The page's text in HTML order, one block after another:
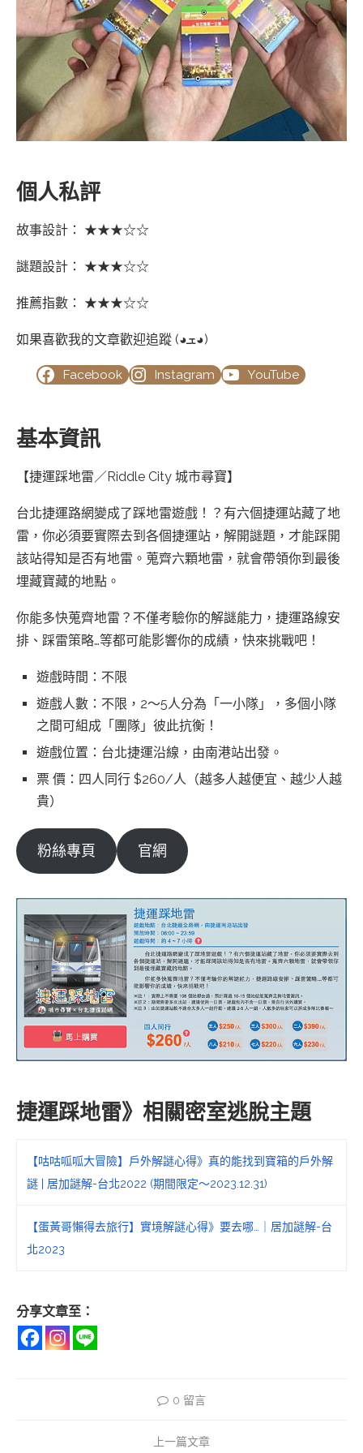
個人私評
故事設計： ★★★☆☆
謎題設計： ★★★☆☆
推薦指數： ★★★☆☆
如果喜歡我的文章歡迎追蹤 (◕ܫ◕)
Facebook Instagram YouTube
基本資訊
【捷運踩地雷／Riddle City 城市尋寶】
台北捷運路網變成了踩地雷遊戲！？有六個捷運站藏了地
雷，你必須要實際去到各個捷運站，解開謎題，才能踩開
該站得知是否有地雷。蒐齊六顆地雷，就會帶領你到最後
埋藏寶藏的地點。
你能多快蒐齊地雷？不僅考驗你的解謎能力，捷運路線安
排、踩雷策略…等都可能影響你的成績，快來挑戰吧！
遊戲時間：不限
遊戲人數：不限，2～5人分為「一小隊」，多個小隊
之間可組成「團隊」彼此抗衡！
遊戲位置：台北捷運沿線，由南港站出發。
票 價：四人同行 $260/人（越多人越便宜、越少人越
貴）
粉絲專頁 官網
捷運踩地雷》相關密室逃脫主題
【咕咕呱呱大冒險】戶外解謎心得》真的能找到寶箱的戶外解
謎 | 居加謎解-台北2022 (期間限定～2023.12.31)
【蛋黃哥懶得去旅行】實境解謎心得》要去哪…｜居加謎解-台
北2023
分享文章至：
0 留言
上一篇文章